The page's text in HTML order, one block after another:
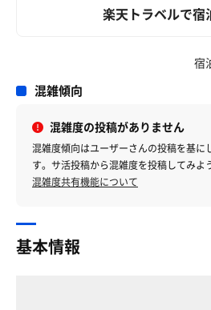
楽天トラベルで宿
宿
混雑傾向
混雑度の投稿がありません
混雑度傾向はユーザーさんの投稿を基に
す。サ活投稿から混雑度を投稿してみよ
混雑度共有機能について
基本情報